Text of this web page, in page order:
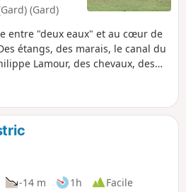
(Gard)
entre "deux eaux" et au cœur de
étangs, des marais, le canal du
Lamour, des chevaux, des
difficulté sinon la longueur.
-14 m 1h
Facile